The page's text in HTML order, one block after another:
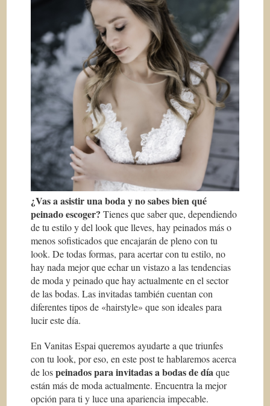
¿Vas a asistir una boda y no sabes bien qué
peinado escoger? Tienes que saber que, dependiendo
de tu estilo y del look que lleves, hay peinados más o
menos sofisticados que encajarán de pleno con tu
look. De todas formas, para acertar con tu estilo, no
hay nada mejor que echar un vistazo a las tendencias
de moda y peinado que hay actualmente en el sector
de las bodas. Las invitadas también cuentan con
diferentes tipos de «hairstyle» que son ideales para
lucir este día.
En Vanitas Espai queremos ayudarte a que triunfes
con tu look, por eso, en este post te hablaremos acerca
de lospeinados para invitadas a bodas de díaque
están más de moda actualmente. Encuentra la mejor
opción para ti y luce una apariencia impecable.